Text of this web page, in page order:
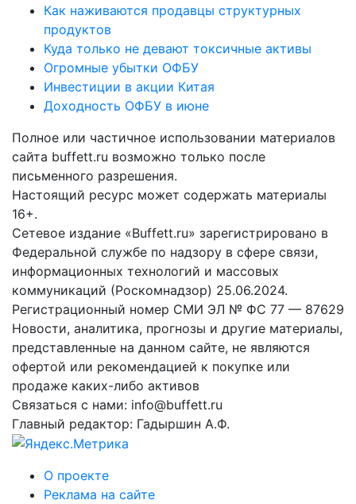
Как наживаются продавцы структурных
продуктов
Куда только не девают токсичные активы
Огромные убытки ОФБУ
Инвестиции в акции Китая
Доходность ОФБУ в июне
Полное или частичное использовании материалов
сайта buffett.ru возможно только после
письменного разрешения.
Настоящий ресурс может содержать материалы
16+.
Сетевое издание «Buffett.ru» зарегистрировано в
Федеральной службе по надзору в сфере связи,
информационных технологий и массовых
коммуникаций (Роскомнадзор) 25.06.2024.
Регистрационный номер СМИ ЭЛ № ФС 77 — 87629
Новости, аналитика, прогнозы и другие материалы,
представленные на данном сайте, не являются
офертой или рекомендацией к покупке или
продаже каких-либо активов
Связаться с нами: info@buffett.ru
Главный редактор: Гадыршин А.Ф.
О проекте
Реклама на сайте